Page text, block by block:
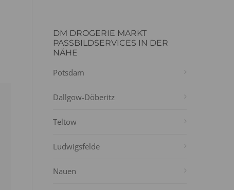
DM DROGERIE MARKT
PASSBILDSERVICES IN DER
NÄHE
Potsdam
Dallgow-Döberitz
Teltow
Ludwigsfelde
Nauen